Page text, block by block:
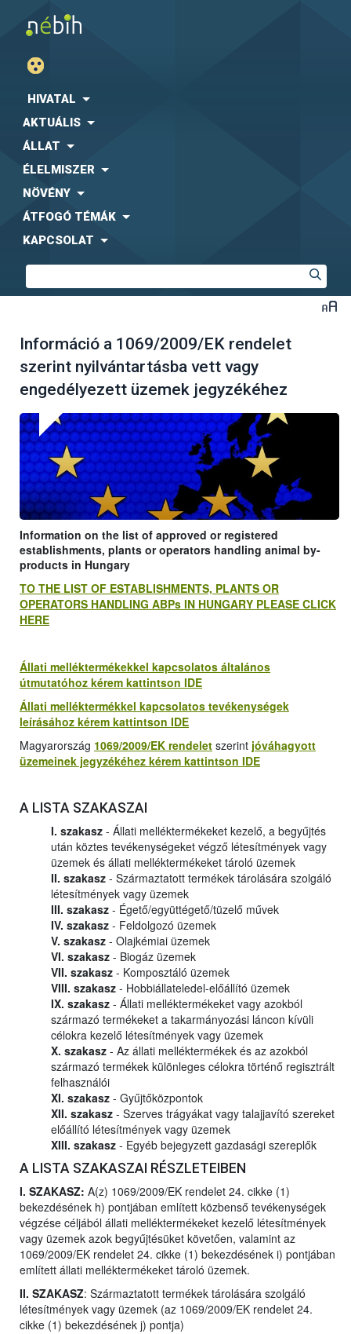
HIVATAL
AKTUÁLIS
ÁLLAT
ÉLELMISZER
NÖVÉNY
ÁTFOGÓ TÉMÁK
KAPCSOLAT
Információ a 1069/2009/EK rendelet
szerint nyilvántartásba vett vagy
engedélyezett üzemek jegyzékéhez
Information on the list of approved or registered
establishments, plants or operators handling animal by-
products in Hungary
TO THE LIST OF ESTABLISHMENTS, PLANTS OR
OPERATORS HANDLING ABPs IN HUNGARY PLEASE CLICK
HERE
Állati melléktermékekkel kapcsolatos általános
útmutatóhoz kérem kattintson IDE
Állati melléktermékkel kapcsolatos tevékenységek
leírásához kérem kattintson IDE
Magyarország 1069/2009/EK rendelet szerint jóváhagyott
üzemeinek jegyzékéhez kérem kattintson IDE
A LISTA SZAKASZAI
I. szakasz - Állati melléktermékeket kezelő, a begyűjtés
után köztes tevékenységeket végző létesítmények vagy
üzemek és állati melléktermékeket tároló üzemek
II. szakasz - Származtatott termékek tárolására szolgáló
létesítmények vagy üzemek
III. szakasz - Égető/együttégető/tüzelő művek
IV. szakasz - Feldolgozó üzemek
V. szakasz - Olajkémiai üzemek
VI. szakasz - Biogáz üzemek
VII. szakasz - Komposztáló üzemek
VIII. szakasz - Hobbiállateledel-előállító üzemek
IX. szakasz - Állati melléktermékeket vagy azokból
származó termékeket a takarmányozási láncon kívüli
célokra kezelő létesítmények vagy üzemek
X. szakasz - Az állati melléktermékek és az azokból
származó termékek különleges célokra történő regisztrált
felhasználói
XI. szakasz - Gyűjtőközpontok
XII. szakasz - Szerves trágyákat vagy talajjavító szereket
előállító létesítmények vagy üzemek
XIII. szakasz - Egyéb bejegyzett gazdasági szereplők
A LISTA SZAKASZAI RÉSZLETEIBEN
I. SZAKASZ: A(z) 1069/2009/EK rendelet 24. cikke (1)
bekezdésének h) pontjában említett közbenső tevékenységek
végzése céljából állati melléktermékeket kezelő létesítmények
vagy üzemek azok begyűjtésüket követően, valamint az
1069/2009/EK rendelet 24. cikke (1) bekezdésének i) pontjában
említett állati melléktermékeket tároló üzemek.
II. SZAKASZ: Származtatott termékek tárolására szolgáló
létesítmények vagy üzemek (az 1069/2009/EK rendelet 24.
cikke (1) bekezdésének j) pontja)